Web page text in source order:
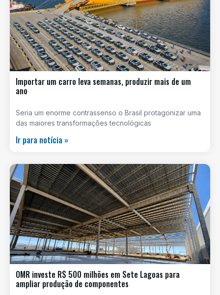
Importar um carro leva semanas, produzir mais de um
ano
Seria um enorme contrassenso o Brasil protagonizar uma
das maiores transformações tecnológicas
Ir para notícia »
OMR investe R$ 500 milhões em Sete Lagoas para
ampliar produção de componentes